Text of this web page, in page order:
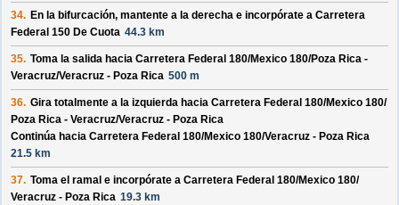
34. En la bifurcación, mantente a la derecha e incorpórate a Carretera
Federal 150 De Cuota 44.3 km
35. Toma la salida hacia Carretera Federal 180/Mexico 180/Poza Rica -
Veracruz/Veracruz - Poza Rica 500 m
36. Gira totalmente a la izquierda hacia Carretera Federal 180/Mexico 180/
Poza Rica - Veracruz/Veracruz - Poza Rica
Continúa hacia Carretera Federal 180/Mexico 180/Veracruz - Poza Rica
21.5 km
37. Toma el ramal e incorpórate a Carretera Federal 180/Mexico 180/
Veracruz - Poza Rica 19.3 km